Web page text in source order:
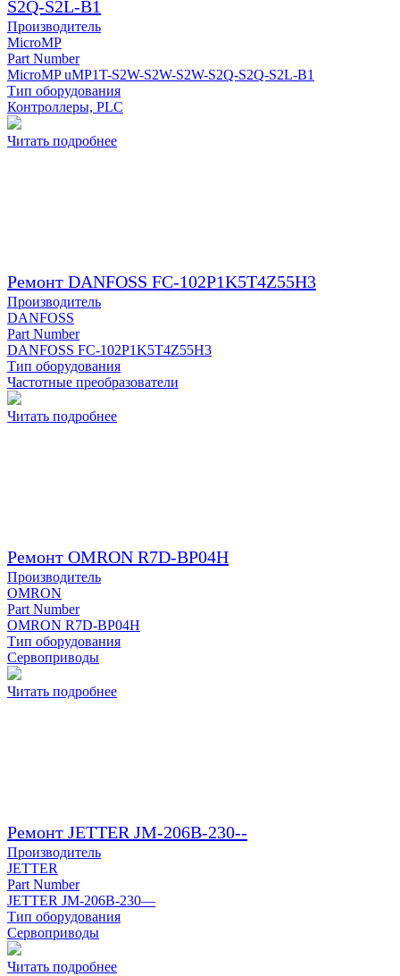
S2Q-S2L-B1
Производитель
MicroMP
Part Number
MicroMP uMP1T-S2W-S2W-S2W-S2Q-S2Q-S2L-B1
Тип оборудования
Контроллеры, PLC
Читать подробнее
Ремонт DANFOSS FC-102P1K5T4Z55H3
Производитель
DANFOSS
Part Number
DANFOSS FC-102P1K5T4Z55H3
Тип оборудования
Частотные преобразователи
Читать подробнее
Ремонт OMRON R7D-BP04H
Производитель
OMRON
Part Number
OMRON R7D-BP04H
Тип оборудования
Сервоприводы
Читать подробнее
Ремонт JETTER JM-206B-230--
Производитель
JETTER
Part Number
JETTER JM-206B-230—
Тип оборудования
Сервоприводы
Читать подробнее